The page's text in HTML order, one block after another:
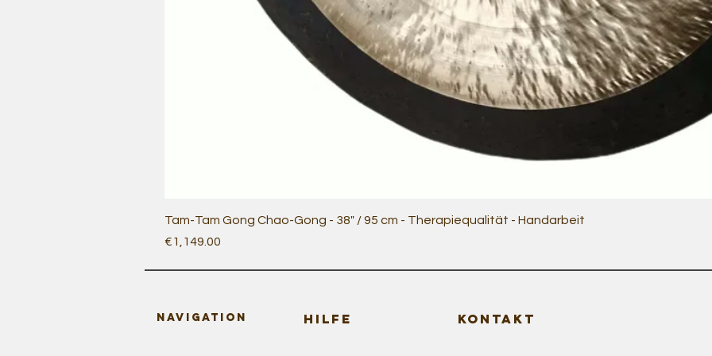
Quick View
Tam-Tam Gong Chao-Gong - 38" / 95 cm - Therapiequalität - Handarbeit
Price
€1,149.00
Navigation HILFE KONTAKT